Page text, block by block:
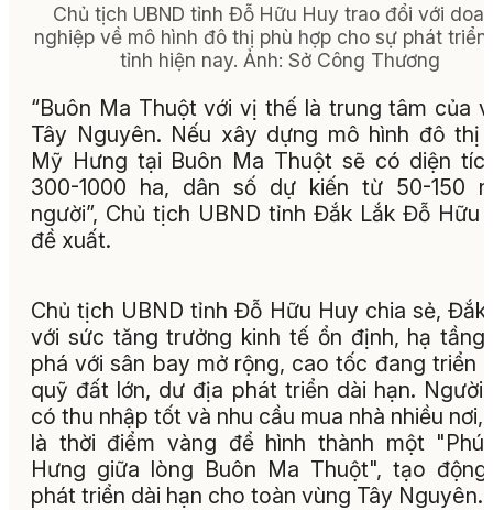
Chủ tịch UBND tỉnh Đỗ Hữu Huy trao đổi với
nghiệp về mô hình đô thị phù hợp cho sự phát triển
tỉnh hiện nay. Ảnh: Sở Công Thương
“Buôn Ma Thuột với vị thế là trung tâm của
Tây Nguyên. Nếu xây dựng mô hình đô thị
Mỹ Hưng tại Buôn Ma Thuột sẽ có diện
300-1000 ha, dân số dự kiến từ 50-150
người”, Chủ tịch UBND tỉnh Đắk Lắk Đỗ Hữu
đề xuất.
Chủ tịch UBND tỉnh Đỗ Hữu Huy chia sẻ, Đắk
với sức tăng trưởng kinh tế ổn định, hạ
phá với sân bay mở rộng, cao tốc đang triển
quỹ đất lớn, dư địa phát triển dài hạn. Người
có thu nhập tốt và nhu cầu mua nhà nhiều nơi,
là thời điểm vàng để hình thành một
Hưng giữa lòng Buôn Ma Thuột", tạo
phát triển dài hạn cho toàn vùng Tây Nguyên.